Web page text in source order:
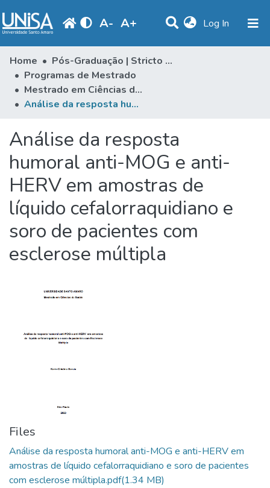
A- A+ Log In (current)
Communities & Collections
Statistics
Browse
Produção Docente
Library
Periodicals
Home
Pós-Graduação | Stricto Sensu
Programas de Mestrado
Mestrado em Ciências da Saúde
Análise da resposta humoral anti-MOG e anti-HERV em amostras de líquido cefalorraquidiano e soro de pacientes com esclerose múltipla
Análise da resposta
humoral anti-MOG e anti-
HERV em amostras de
líquido cefalorraquidiano e
soro de pacientes com
esclerose múltipla
Files
Análise da resposta humoral anti-MOG e anti-HERV em
amostras de líquido cefalorraquidiano e soro de pacientes
com esclerose múltipla.pdf(1.34 MB)